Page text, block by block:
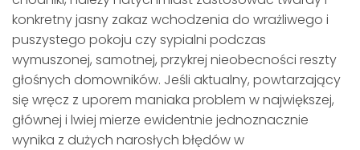
konkretny jasny zakaz wchodzenia do wrażliwego i
puszystego pokoju czy sypialni podczas
wymuszonej, samotnej, przykrej nieobecności reszty
głośnych domowników. Jeśli aktualny, powtarzający
się wręcz z uporem maniaka problem w największej,
głównej i lwiej mierze ewidentnie jednoznacznie
wynika z dużych narosłych błędów w